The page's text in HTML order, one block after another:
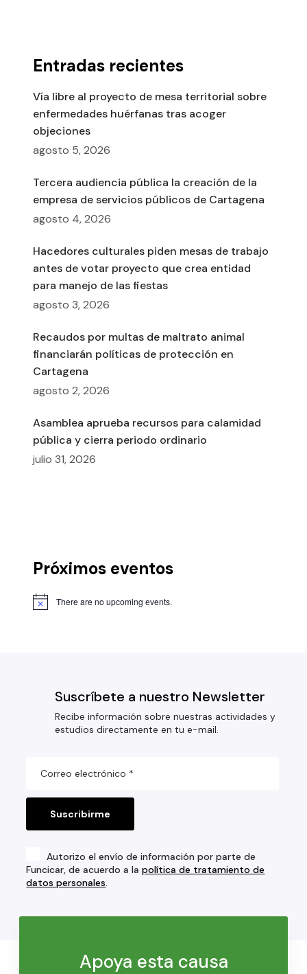
Entradas recientes
Vía libre al proyecto de mesa territorial sobre
enfermedades huérfanas tras acoger
objeciones
agosto 5, 2026
Tercera audiencia pública la creación de la
empresa de servicios públicos de Cartagena
agosto 4, 2026
Hacedores culturales piden mesas de trabajo
antes de votar proyecto que crea entidad
para manejo de las fiestas
agosto 3, 2026
Recaudos por multas de maltrato animal
financiarán políticas de protección en
Cartagena
agosto 2, 2026
Asamblea aprueba recursos para calamidad
pública y cierra periodo ordinario
julio 31, 2026
Próximos eventos
There are no upcoming events.
Suscríbete a nuestro Newsletter
Recibe información sobre nuestras actividades y
estudios directamente en tu e-mail.
Autorizo el envío de información por parte de
Funcicar, de acuerdo a lapolítica de tratamiento de
datos personales.
Apoya esta causa